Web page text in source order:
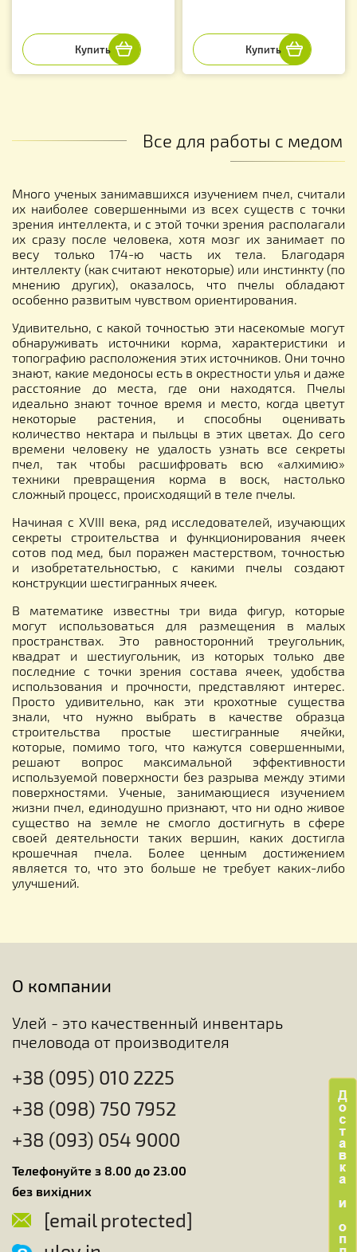
Все для работы с медом
Много ученых занимавшихся изучением пчел, считали
их наиболее совершенными из всех существ с точки
зрения интеллекта, и с этой точки зрения располагали
их сразу после человека, хотя мозг их занимает по
весу только 174-ю часть их тела. Благодаря
интеллекту (как считают некоторые) или инстинкту (по
мнению других), оказалось, что пчелы обладают
особенно развитым чувством ориентирования.
Удивительно, с какой точностью эти насекомые могут
обнаруживать источники корма, характеристики и
топографию расположения этих источников. Они точно
знают, какие медоносы есть в окрестности улья и даже
расстояние до места, где они находятся. Пчелы
идеально знают точное время и место, когда цветут
некоторые растения, и способны оценивать
количество нектара и пыльцы в этих цветах. До сего
времени человеку не удалость узнать все секреты
пчел, так чтобы расшифровать всю «алхимию»
техники превращения корма в воск, настолько
сложный процесс, происходящий в теле пчелы.
Начиная с XVIII века, ряд исследователей, изучающих
секреты строительства и функционирования ячеек
сотов под мед, был поражен мастерством, точностью
и изобретательностью, с какими пчелы создают
конструкции шестигранных ячеек.
В математике известны три вида фигур, которые
могут использоваться для размещения в малых
пространствах. Это равносторонний треугольник,
квадрат и шестиугольник, из которых только две
последние с точки зрения состава ячеек, удобства
использования и прочности, представляют интерес.
Просто удивительно, как эти крохотные существа
знали, что нужно выбрать в качестве образца
строительства простые шестигранные ячейки,
которые, помимо того, что кажутся совершенными,
решают вопрос максимальной эффективности
используемой поверхности без разрыва между этими
поверхностями. Ученые, занимающиеся изучением
жизни пчел, единодушно признают, что ни одно живое
существо на земле не смогло достигнуть в сфере
своей деятельности таких вершин, каких достигла
крошечная пчела. Более ценным достижением
является то, что это больше не требует каких-либо
улучшений.
О компании
Улей - это качественный инвентарь
пчеловода от производителя
+38 (095) 010 2225
+38 (098) 750 7952
+38 (093) 054 9000
Телефонуйте з 8.00 до 23.00
без вихідних
[email protected]